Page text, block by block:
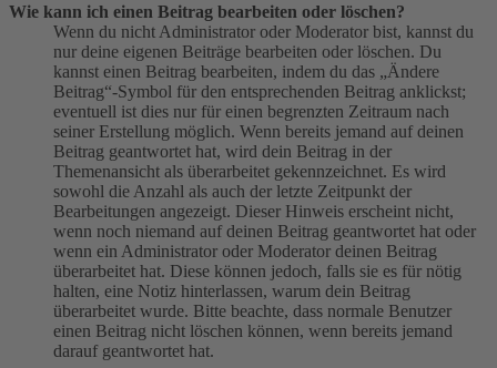
Wie kann ich einen Beitrag bearbeiten oder löschen?
Wenn du nicht Administrator oder Moderator bist, kannst du
nur deine eigenen Beiträge bearbeiten oder löschen. Du
kannst einen Beitrag bearbeiten, indem du das „Ändere
Beitrag“-Symbol für den entsprechenden Beitrag anklickst;
eventuell ist dies nur für einen begrenzten Zeitraum nach
seiner Erstellung möglich. Wenn bereits jemand auf deinen
Beitrag geantwortet hat, wird dein Beitrag in der
Themenansicht als überarbeitet gekennzeichnet. Es wird
sowohl die Anzahl als auch der letzte Zeitpunkt der
Bearbeitungen angezeigt. Dieser Hinweis erscheint nicht,
wenn noch niemand auf deinen Beitrag geantwortet hat oder
wenn ein Administrator oder Moderator deinen Beitrag
überarbeitet hat. Diese können jedoch, falls sie es für nötig
halten, eine Notiz hinterlassen, warum dein Beitrag
überarbeitet wurde. Bitte beachte, dass normale Benutzer
einen Beitrag nicht löschen können, wenn bereits jemand
darauf geantwortet hat.